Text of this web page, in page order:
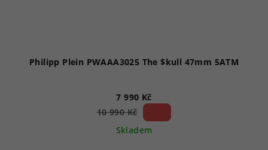
Philipp Plein PWAAA3025 The $kull 47mm 5ATM
7 990 Kč
10 990 Kč
Skladem